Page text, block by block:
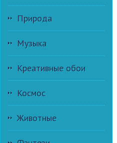
Природа
Музыка
Креативные обои
Космос
Животные